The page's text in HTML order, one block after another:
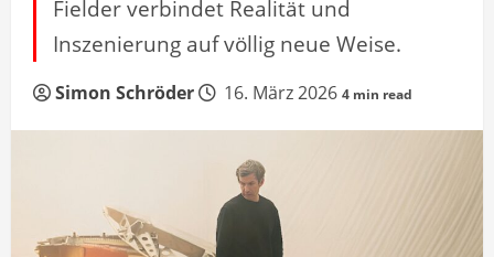
Fielder verbindet Realität und
Inszenierung auf völlig neue Weise.
Simon Schröder 16. März 2026 4 min read